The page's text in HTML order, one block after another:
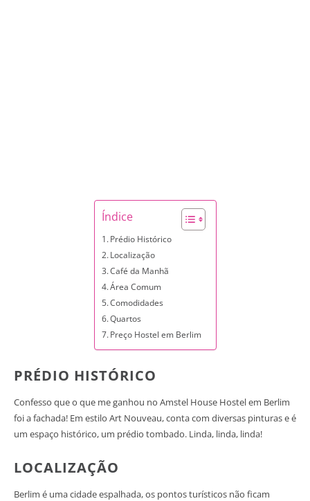
Índice
Prédio Histórico
Localização
Café da Manhã
Área Comum
Comodidades
Quartos
Preço Hostel em Berlim
PRÉDIO HISTÓRICO
Confesso que o que me ganhou no Amstel House Hostel em Berlim
foi a fachada! Em estilo Art Nouveau, conta com diversas pinturas e é
um espaço histórico, um prédio tombado. Linda, linda, linda!
LOCALIZAÇÃO
Berlim é uma cidade espalhada, os pontos turísticos não ficam